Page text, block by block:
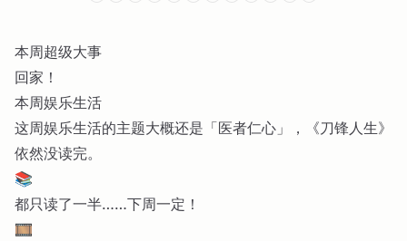
本周超级大事
回家！
本周娱乐生活
这周娱乐生活的主题大概还是「医者仁心」，《刀锋人生》
依然没读完。
📚
都只读了一半……下周一定！
🎞️